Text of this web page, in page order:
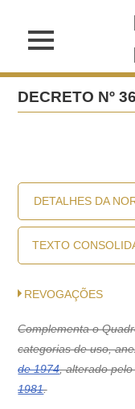
DECRETO Nº
DETALHES DA
TEXTO
REVOGAÇÕES
Complementa o
categorias de uso,
de 1974, alterado
1981.